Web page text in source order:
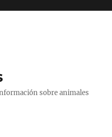
sobre animales